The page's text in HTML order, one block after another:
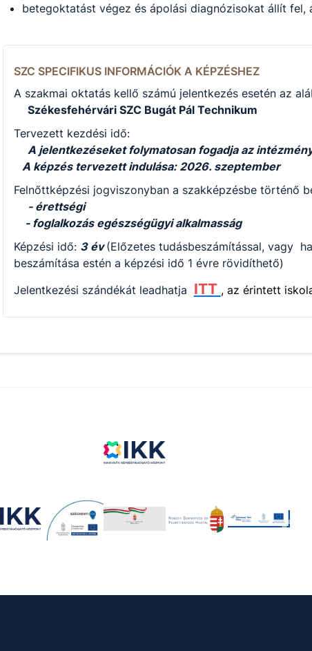
betegoktatást végez és ápolási diagnózisokat állít fel,
SZC SPECIFIKUS INFORMÁCIÓK A KÉPZÉSHEZ
A szakmai oktatás kellő számú jelentkezés esetén az
Székesfehérvári SZC Bugát Pál Technikum
Tervezett kezdési idő:
A jelentkezéseket folymatosan fogadja az
A képzés tervezett indulása: 2026. szeptember
Felnőttképzési jogviszonyban a szakképzésbe történő
- érettségi
- foglalkozás egészségügyi alkalmasság
Képzési idő: 3 év(Előzetes tudásbeszámítással, vagy
beszámítása estén a képzési idő 1 évre rövidíthető)
Jelentkezési szándékát leadhatja ITT , az érintett